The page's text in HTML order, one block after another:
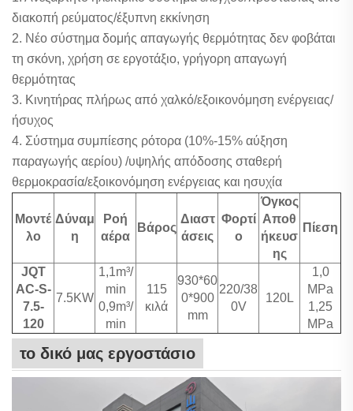
διακοπή ρεύματος/έξυπνη εκκίνηση
2. Νέο σύστημα δομής απαγωγής θερμότητας δεν φοβάται
τη σκόνη, χρήση σε εργοτάξιο, γρήγορη απαγωγή
θερμότητας
3. Κινητήρας πλήρως από χαλκό/εξοικονόμηση ενέργειας/
ήσυχος
4. Σύστημα συμπίεσης ρότορα (10%-15% αύξηση
παραγωγής αερίου) /υψηλής απόδοσης σταθερή
θερμοκρασία/εξοικονόμηση ενέργειας και ησυχία
Μοντέ
λο
Δύναμ
η
Ροή
αέρα
Βάρος
Διαστ
άσεις
Φορτί
ο
Όγκος
Αποθ
ήκευσ
ης
Πίεση
JQT
AC-S-
7.5-
120
7.5KW
1,1m³/
min
0,9m³/
min
115
κιλά
930*60
0*900
mm
220/38
0V
120L
1,0
MPa
1,25
MPa
το δικό μας εργοστάσιο